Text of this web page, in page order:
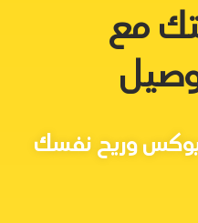
مع
وريح نفسك